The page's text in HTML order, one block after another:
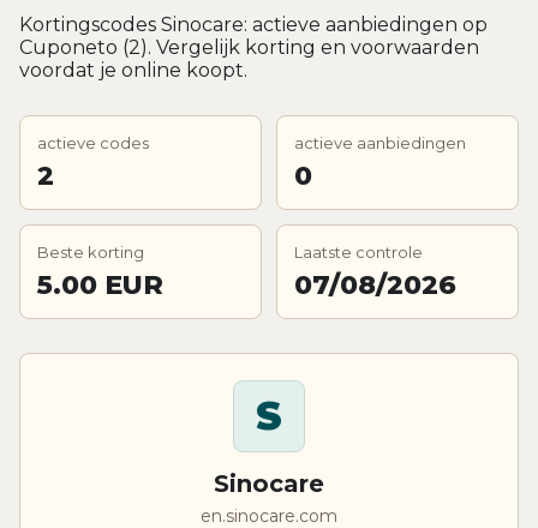
Kortingscodes Sinocare: actieve aanbiedingen op
Cuponeto (2). Vergelijk korting en voorwaarden
voordat je online koopt.
actieve codes
2
actieve aanbiedingen
0
Beste korting
5.00 EUR
Laatste controle
07/08/2026
S
Sinocare
en.sinocare.com